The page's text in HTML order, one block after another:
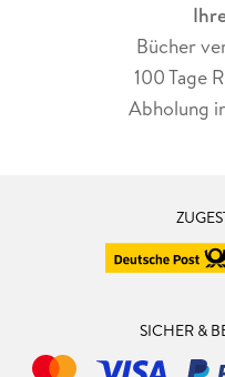
Bücher
100 Tage
Abholung
SICHER &